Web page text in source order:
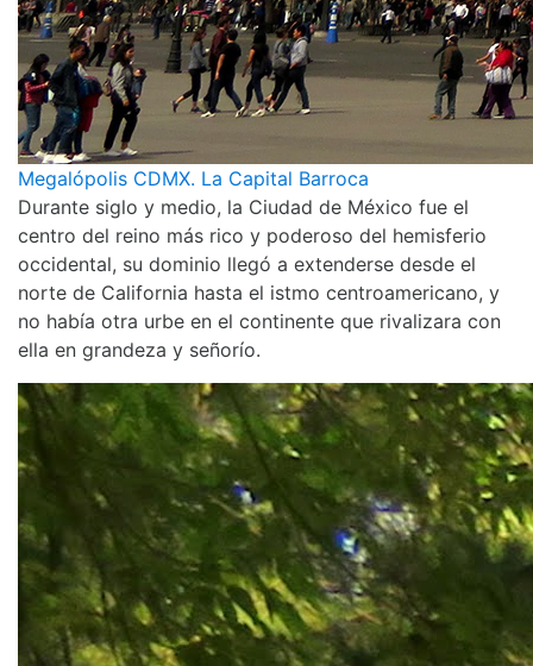
Megalópolis CDMX. La Capital Barroca
Durante siglo y medio, la Ciudad de México fue el
centro del reino más rico y poderoso del hemisferio
occidental, su dominio llegó a extenderse desde el
norte de California hasta el istmo centroamericano, y
no había otra urbe en el continente que rivalizara con
ella en grandeza y señorío.